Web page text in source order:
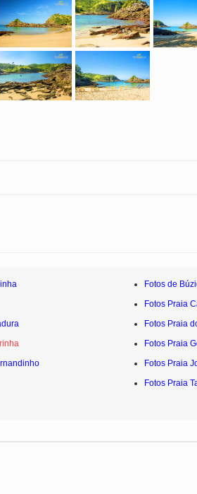
Fotos de
Fotos Praia
Fotos Praia
Fotos Praia
Fotos Praia
Fotos Praia